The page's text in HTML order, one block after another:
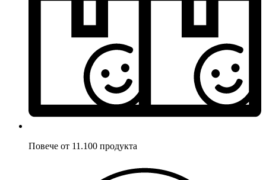
Повече от 11.100 продукта